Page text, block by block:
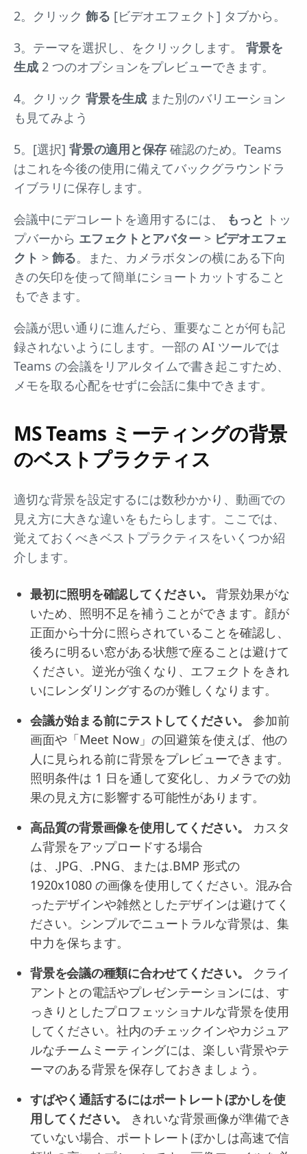
2。クリック 飾る [ビデオエフェクト] タブから。
3。テーマを選択し、をクリックします。 背景を
生成2 つのオプションをプレビューできます。
4。クリック 背景を生成また別のバリエーション
も見てみよう
5。[選択] 背景の適用と保存 確認のため。Teams
はこれを今後の使用に備えてバックグラウンドラ
イブラリに保存します。
会議中にデコレートを適用するには、
もっと トッ
プバーから エフェクトとアバター> ビデオエフェ
クト > 飾る。また、カメラボタンの横にある下向
きの矢印を使って簡単にショートカットすること
もできます。
会議が思い通りに進んだら、重要なことが何も記
録されないようにします。一部の AI ツールでは
Teams の会議をリアルタイムで書き起こすため、
メモを取る心配をせずに会話に集中できます。
MS Teams ミーティングの背景
のベストプラクティス
適切な背景を設定するには数秒かかり、動画での
見え方に大きな違いをもたらします。ここでは、
覚えておくべきベストプラクティスをいくつか紹
介します。
最初に照明を確認してください。
背景効果がな
いため、照明不足を補うことができます。顔が
正面から十分に照らされていることを確認し、
後ろに明るい窓がある状態で座ることは避けて
ください。逆光が強くなり、エフェクトをきれ
いにレンダリングするのが難しくなります。
会議が始まる前にテストしてください。
参加前
画面や「Meet Now」の回避策を使えば、他の
人に見られる前に背景をプレビューできます。
照明条件は 1 日を通して変化し、カメラでの効
果の見え方に影響する可能性があります。
高品質の背景画像を使用してください。
カスタ
ム背景をアップロードする場合
は、.JPG、.PNG、または.BMP 形式の
1920x1080 の画像を使用してください。混み合
ったデザインや雑然としたデザインは避けてく
ださい。シンプルでニュートラルな背景は、集
中力を保ちます。
背景を会議の種類に合わせてください。
クライ
アントとの電話やプレゼンテーションには、す
っきりとしたプロフェッショナルな背景を使用
してください。社内のチェックインやカジュア
ルなチームミーティングには、楽しい背景やテ
ーマのある背景を保存しておきましょう。
すばやく通話するにはポートレートぼかしを使
用してください。
きれいな背景画像が準備でき
ていない場合、ポートレートぼかしは高速で信